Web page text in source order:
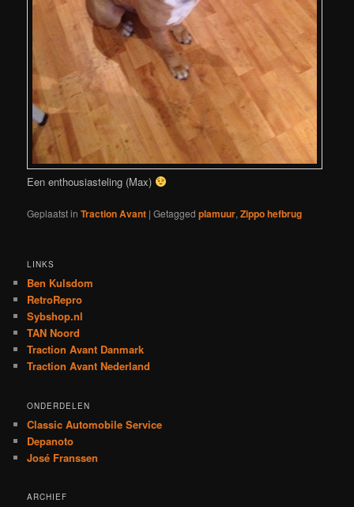
Een enthousiasteling (Max)
Geplaatst in Traction Avant |Getagged plamuur,Zippo hefbrug
LINKS
Ben Kulsdom
RetroRepro
Sybshop.nl
TAN Noord
Traction Avant Danmark
Traction Avant Nederland
ONDERDELEN
Classic Automobile Service
Depanoto
José Franssen
ARCHIEF